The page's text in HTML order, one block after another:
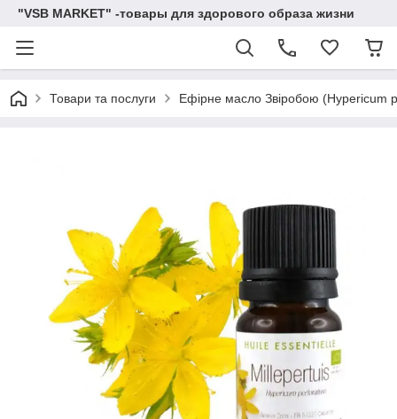
"VSB MARKET" -товары для здорового образа жизни
Товари та послуги Ефірне масло Звіробою